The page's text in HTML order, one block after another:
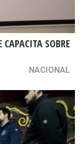
SOBRE
NACIONAL